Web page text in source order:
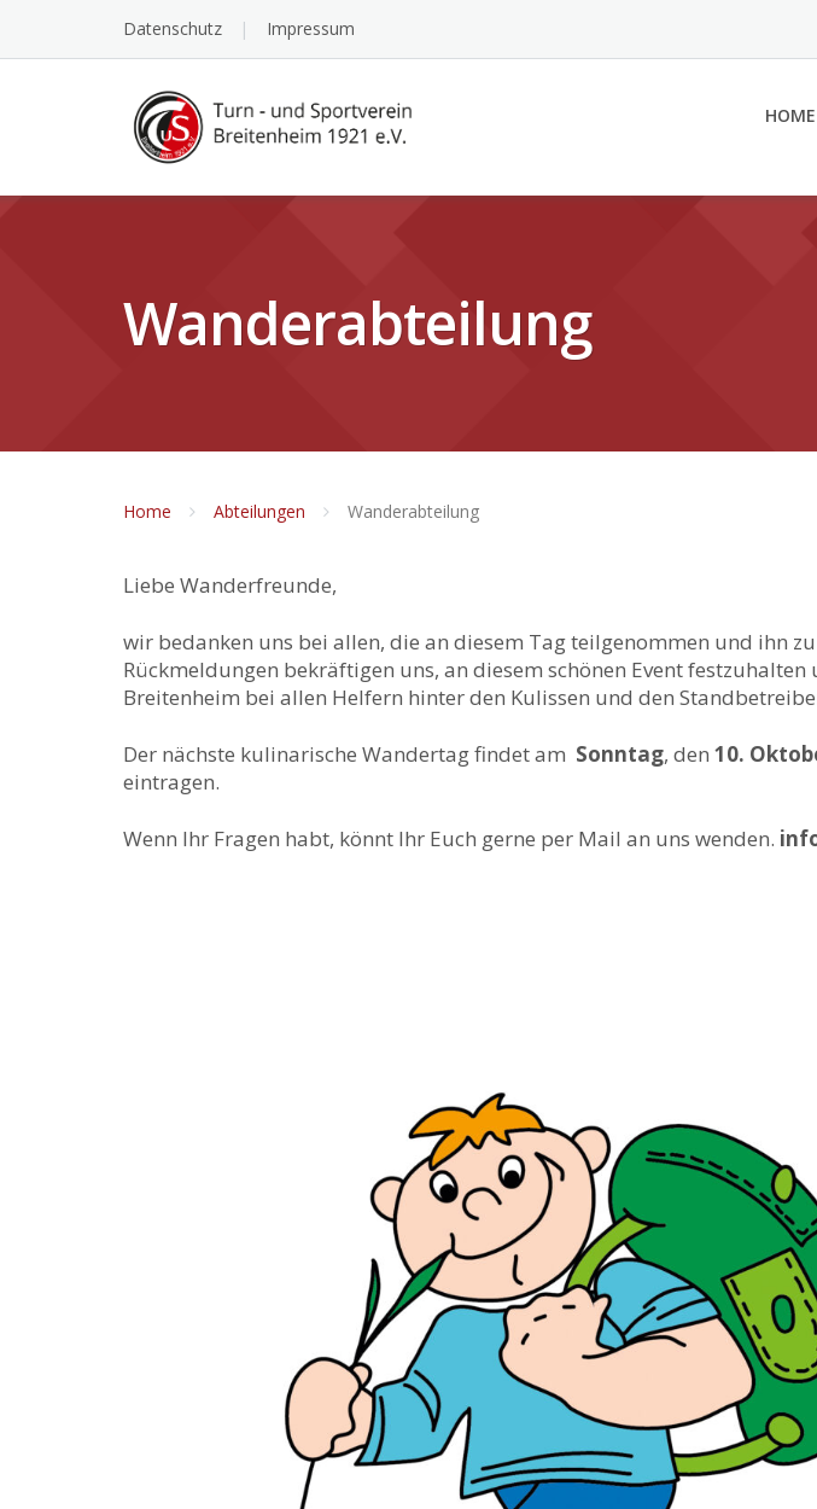
content
Datenschutz Impressum
HOME
Wanderabteilung
Home Abteilungen Wanderabteilung
Liebe Wanderfreunde,
wir bedanken uns bei allen, die an diesem Tag teilgenommen und ihn
Rückmeldungen bekräftigen uns, an diesem schönen Event
Breitenheim bei allen Helfern hinter den Kulissen und den
Der nächste kulinarische Wandertag findet am Sonntag, den 10.
eintragen.
Wenn Ihr Fragen habt, könnt Ihr Euch gerne per Mail an uns wenden.